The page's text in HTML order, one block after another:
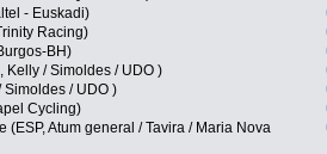
- Euskadi)
Racing)
BH)
Kelly / Simoldes / UDO )
Simoldes / UDO )
Cycling)
Atum general / Tavira / Maria Nova